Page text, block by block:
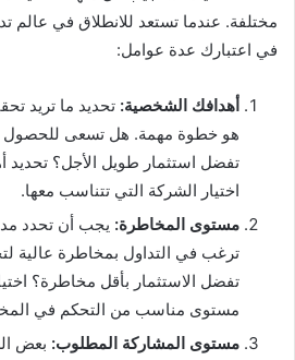
مختلفة. عندما تستعد للانطلاق في عالم
في اعتبارك عدة عوامل:
أهدافك الشخصية: تحديد ما تريد
هو خطوة مهمة. هل تسعى للحصول
تفضل استثمار طويل الأجل؟
اختيار الشركة التي تتناسب معها.
مستوى المخاطرة: يجب أن تحدد
ترغب في التداول بمخاطرة عالية
تفضل الاستثمار بأقل مخاطرة؟
مستوى مناسب من التحكم في
مستوى المشاركة المطلوب: بعض